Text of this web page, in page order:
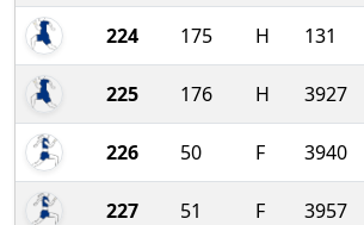
224 175 H 131
225 176 H 3927
226 50 F 3940
227 51 F 3957